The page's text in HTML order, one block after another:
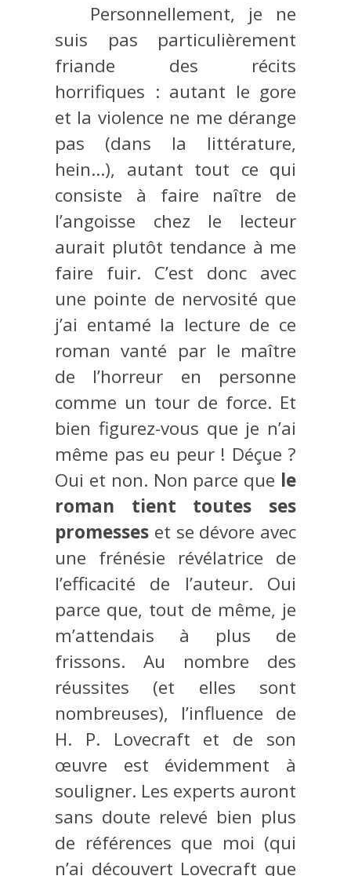
Personnellement, je ne
suis pas particulièrement
friande des récits
horrifiques : autant le gore
et la violence ne me dérange
pas (dans la littérature,
hein…), autant tout ce qui
consiste à faire naître de
l’angoisse chez le lecteur
aurait plutôt tendance à me
faire fuir. C’est donc avec
une pointe de nervosité que
j’ai entamé la lecture de ce
roman vanté par le maître
de l’horreur en personne
comme un tour de force. Et
bien figurez-vous que je n’ai
même pas eu peur ! Déçue ?
Oui et non. Non parce que le
roman tient toutes ses
promesses et se dévore avec
une frénésie révélatrice de
l’efficacité de l’auteur. Oui
parce que, tout de même, je
m’attendais à plus de
frissons. Au nombre des
réussites (et elles sont
nombreuses), l’influence de
H. P. Lovecraft et de son
œuvre est évidemment à
souligner. Les experts auront
sans doute relevé bien plus
de références que moi (qui
n’ai découvert Lovecraft que